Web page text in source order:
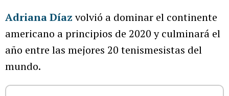
Adriana Díazvolvió a dominar el continente
americano a principios de 2020 y culminará el
año entre las mejores 20 tenismesistas del
mundo.